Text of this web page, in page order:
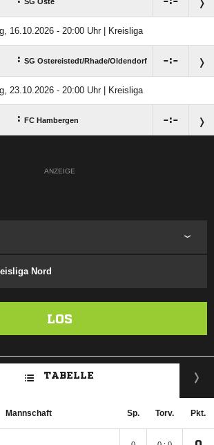
SG Oste
16.10.2026 - 20:00 Uhr | Kreisliga
: SG Ostereistedt/​Rhade/​Oldendorf :
23.10.2026 - 20:00 Uhr | Kreisliga
: FC Hambergen :
ANZEIGE
Nord
LOS
TABELLE
Mannschaft Sp. Torv. Pkt.